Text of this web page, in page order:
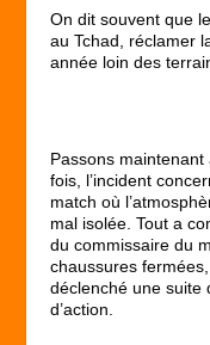
On dit souvent que
au Tchad, réclamer
année loin des
Passons
fois, l’incident
match où
mal isolée. Tout a
du commissaire du
chaussures
déclenché une suite
d’action.